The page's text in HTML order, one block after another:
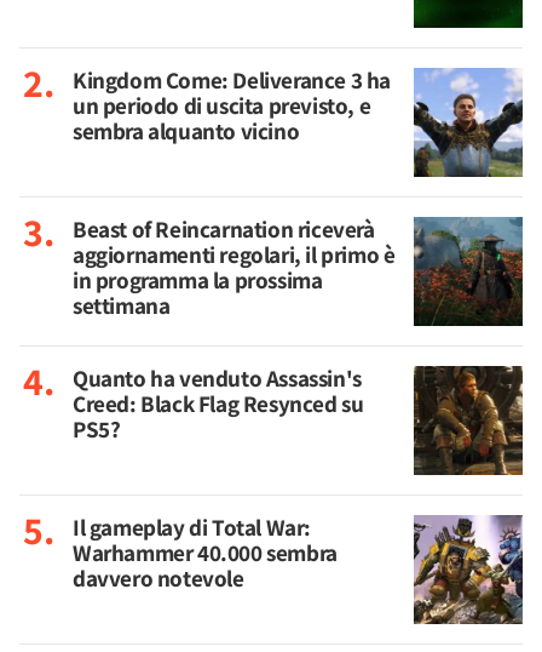
Kingdom Come: Deliverance 3 ha
un periodo di uscita previsto, e
sembra alquanto vicino
Beast of Reincarnation riceverà
aggiornamenti regolari, il primo è
in programma la prossima
settimana
Quanto ha venduto Assassin's
Creed: Black Flag Resynced su
PS5?
Il gameplay di Total War:
Warhammer 40.000 sembra
davvero notevole